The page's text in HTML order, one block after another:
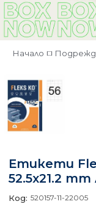
Начало
Етикети
52.5x21.2
Код: 520157-11-22005